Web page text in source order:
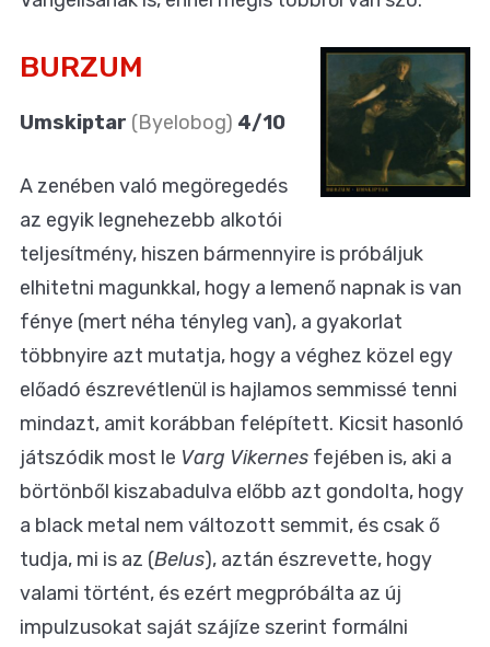
BURZUM
Umskiptar (Byelobog) 4/10
A zenében való megöregedés
az egyik legnehezebb alkotói
teljesítmény, hiszen bármennyire is próbáljuk
elhitetni magunkkal, hogy a lemenő napnak is van
fénye (mert néha tényleg van), a gyakorlat
többnyire azt mutatja, hogy a véghez közel egy
előadó észrevétlenül is hajlamos semmissé tenni
mindazt, amit korábban felépített. Kicsit hasonló
játszódik most le Varg Vikernes fejében is, aki a
börtönből kiszabadulva előbb azt gondolta, hogy
a black metal nem változott semmit, és csak ő
tudja, mi is az (Belus), aztán észrevette, hogy
valami történt, és ezért megpróbálta az új
impulzusokat saját szájíze szerint formálni